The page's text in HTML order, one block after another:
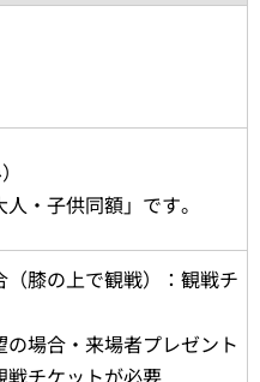
・子供同額」です。
膝の上で観戦）：観戦チ
場合・来場者プレゼント
戦チケットが必要